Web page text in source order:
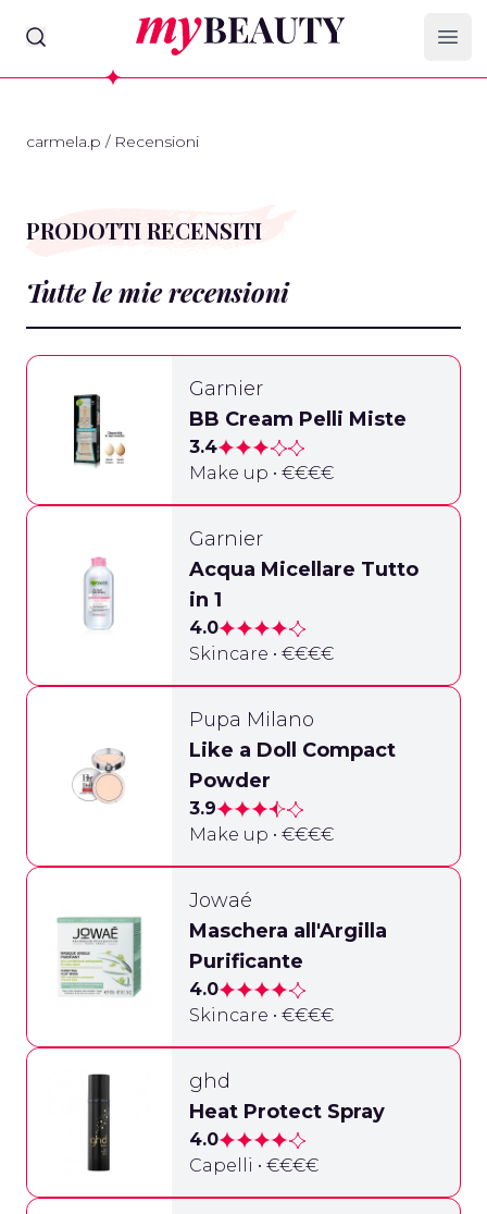
myBeauty
carmela.p / Recensioni
PRODOTTI RECENSITI
Tutte le mie recensioni
Garnier
BB Cream Pelli Miste
3.4
Make up • €€€€
Garnier
Acqua Micellare Tutto
in 1
4.0
Skincare • €€€€
Pupa Milano
Like a Doll Compact
Powder
3.9
Make up • €€€€
Jowaé
Maschera all'Argilla
Purificante
4.0
Skincare • €€€€
ghd
Heat Protect Spray
4.0
Capelli • €€€€